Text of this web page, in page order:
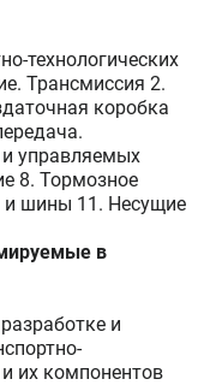
технологических
Трансмиссия 2.
коробка
управляемых
8. Тормозное
и шины 11. Несущие
в
и
их компонентов